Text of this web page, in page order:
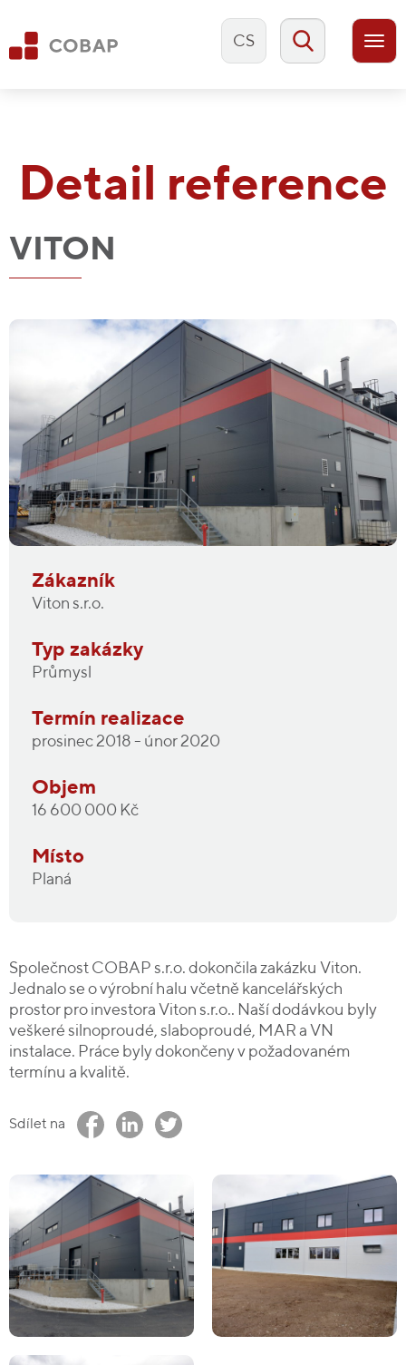
CS
Detail reference
VITON
Zákazník
Viton s.r.o.
Typ zakázky
Průmysl
Termín realizace
prosinec 2018 - únor 2020
Objem
16 600 000 Kč
Místo
Planá
Společnost COBAP s.r.o. dokončila zakázku Viton.
Jednalo se o výrobní halu včetně kancelářských
prostor pro investora Viton s.r.o.. Naší dodávkou byly
veškeré silnoproudé, slaboproudé, MAR a VN
instalace. Práce byly dokončeny v požadovaném
termínu a kvalitě.
Sdílet na